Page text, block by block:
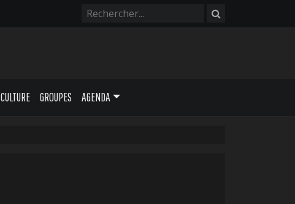
CULTURE GROUPES AGENDA